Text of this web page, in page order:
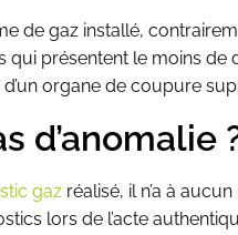
de gaz installé,
présentent le moins de
d’un organe de coupure
d’anomalie
gaz réalisé, il n’a à
lors de l’acte